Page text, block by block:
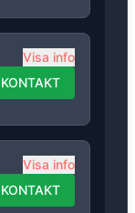
Visa info
KONTAKT
Visa info
KONTAKT